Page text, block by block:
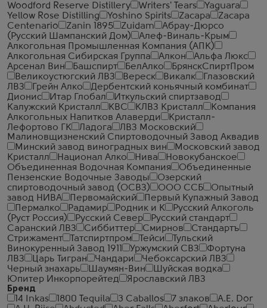
Woodford Reserve Distillery
Writers' Tears
Yaguara
Yellow Rose Distilling
Yoshino Spirits Zacapa
Zacapa
Centenario
Zanin 1895 Zuidam
Абрау-Дюрсо
(Русский Шампанский Дом)
Алеф-Виналь-Крым
Алкогольная Промышленная Компания (АПК)
Алкогольная Сибирская Группа
Алкон
Альфа Люкс
Арсенал Вин
Башспирт БелАлко
БрянскСпиртПром
Великоустюгский ЛВЗ
Вереск Викалк
Глазовский
ЛВЗ
Грейн Алко
Дербентский коньячный комбинат
Дионис
Итар Глобал
Иткульский спиртзавод
Калужский Кристалл
КВС КЛВЗ Кристалл
Компания
Алкогольных Напитков Алаверди
Кристалл-
Лефортово ГК
Ладога
ЛВЗ Московский
Малиновщизненский Спиртоводочный Завод Аквадив
Минский завод виноградных вин
Московский завод
Кристалл
Национал Алко Нива
Новокубанское
Объединенная Водочная Компания
Объединенные
Пензенские Водочные Заводы
Озерский
спиртоводочный завод (ОСВЗ)
ООО ССБ
Опытный
завод НИВА
Первомайский
Первый Купажный Завод
Пермалко
Радамир Родник и К
Русский Алкоголь
(Руст Россия)
Русский Север
Русский стандарт
Саранский ЛВЗ
Сиббиттер Смирнов
Стандартъ
Стрижамент
Татспиртпром Тейси
Тульский
Винокуренный Завод 1911
Уржумский СВЗ
Фортуна
ЛВЗ
Царь Тигран Чандари
Чебоксарский ЛВЗ
Черный знахарь
Шаумян-Вин
Шуйская водка
Юпитер Инкорпорейтед
Ярославский ЛВЗ
Бренд
14 Inkas
1800 Tequila 3 Caballos 7 злаков
A.E. Dor